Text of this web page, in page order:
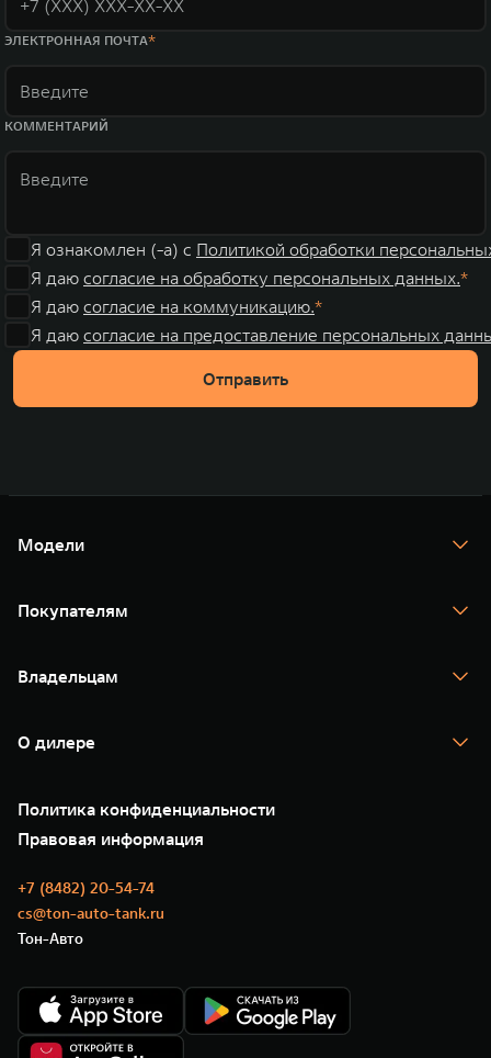
ЭЛЕКТРОННАЯ ПОЧТА
КОММЕНТАРИЙ
Я ознакомлен (-а) с Политикой обработки
Я даю согласие на обработку персональных данных.
Я даю согласие на коммуникацию.
Я даю согласие на предоставление персональных
Отправить
Модели
TANK 400
TANK 500
Покупателям
Тест-драйв
TANK Финансы
Корпоративным клиентам
Зарядные станции
Владельцам
Помощь на дороге
Новые цифровые сервисы TANK
Сервис
Нулевое ТО
Моторные масла
О дилере
35 лет GWM
GWM ТЕХ ДЕНЬ
Новости
Политика конфиденциальности
Правовая информация
+7 (8482) 20-54-74
cs@ton-auto-tank.ru
Тон-Авто